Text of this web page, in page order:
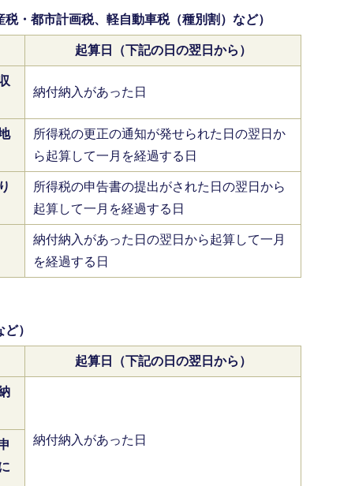
・都市計画税、軽自動車税（種別割）など）
起算日（下記の日の翌日から）
納付納入があった日
所得税の更正の通知が発せられた日の翌日か
ら起算して一月を経過する日
所得税の申告書の提出がされた日の翌日から
起算して一月を経過する日
納付納入があった日の翌日から起算して一月
を経過する日
）
起算日（下記の日の翌日から）
納付納入があった日